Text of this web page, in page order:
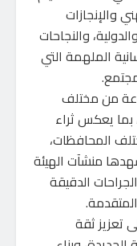
والإنجازات
والنجاحات
الملهمة التي
من مختلف
بما يعكس ثراء
المحافظات،
منشآت الهيئة
الدقيقة
تعزيز ثقة